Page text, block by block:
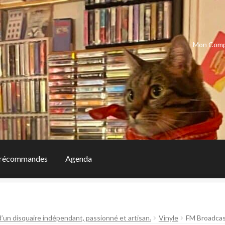
Mon
Agenda
disquaire indépendant, passionné et artisan. Vinyle FM